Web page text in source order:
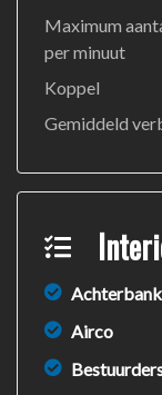
Maximum
per minuut
Koppel
Gemiddeld
Airco